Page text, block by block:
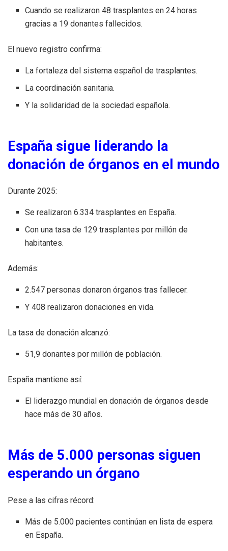
Cuando se realizaron 48 trasplantes en 24 horas
gracias a 19 donantes fallecidos.
El nuevo registro confirma:
La fortaleza del sistema español de trasplantes.
La coordinación sanitaria.
Y la solidaridad de la sociedad española.
España sigue liderando la
donación de órganos en el mundo
Durante 2025:
Se realizaron 6.334 trasplantes en España.
Con una tasa de 129 trasplantes por millón de
habitantes.
Además:
2.547 personas donaron órganos tras fallecer.
Y 408 realizaron donaciones en vida.
La tasa de donación alcanzó:
51,9 donantes por millón de población.
España mantiene así:
El liderazgo mundial en donación de órganos desde
hace más de 30 años.
Más de 5.000 personas siguen
esperando un órgano
Pese a las cifras récord:
Más de 5.000 pacientes continúan en lista de espera
en España.